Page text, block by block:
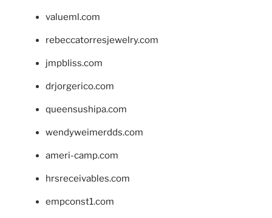
valueml.com
rebeccatorresjewelry.com
jmpbliss.com
drjorgerico.com
queensushipa.com
wendyweimerdds.com
ameri-camp.com
hrsreceivables.com
empconst1.com